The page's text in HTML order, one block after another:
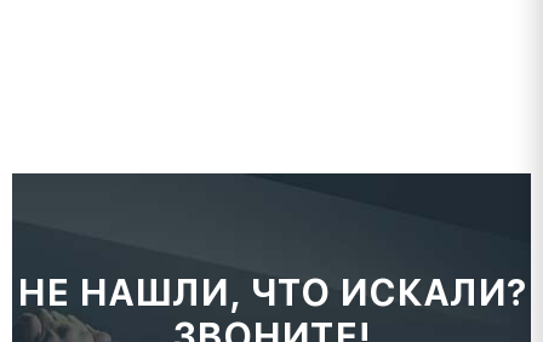
НЕ НАШЛИ, ЧТО ИСКАЛИ?